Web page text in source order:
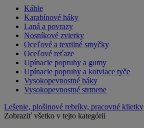
Káble
Karabínové háky
Laná a povrazy
Nosníkové zvierky
Oceľové a textilné smyčky
Oceľové reťaze
Upínacie popruhy a gumy
Upínacie popruhy a kotviace tyče
Vysokopevnostné háky
Vysokopevnostné strmene
Lešenie, plošinové rebríky, pracovné klietky
Zobraziť všetko v tejto kategórii